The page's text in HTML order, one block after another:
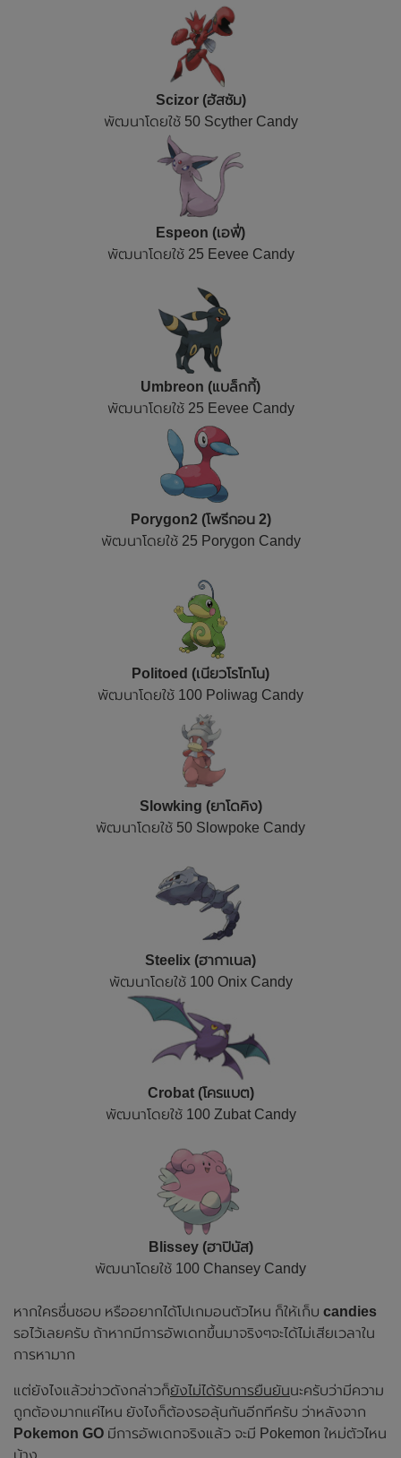
Scizor (ฮัสซัม)
พัฒนาโดยใช้ 50 Scyther Candy
Espeon (เอฟี่)
พัฒนาโดยใช้ 25 Eevee Candy
Umbreon (แบล็กกี้)
พัฒนาโดยใช้ 25 Eevee Candy
Porygon2 (โพรีกอน 2)
พัฒนาโดยใช้ 25 Porygon Candy
Politoed (เนียวโรโทโน)
พัฒนาโดยใช้ 100 Poliwag Candy
Slowking (ยาโดคิง)
พัฒนาโดยใช้ 50 Slowpoke Candy
Steelix (ฮากาเนล)
พัฒนาโดยใช้ 100 Onix Candy
Crobat (โครแบต)
พัฒนาโดยใช้ 100 Zubat Candy
Blissey (ฮาปินัส)
พัฒนาโดยใช้ 100 Chansey Candy
หากใครชื่นชอบ หรืออยากได้โปเกมอนตัวไหน ก็ให้เก็บ candies
รอไว้เลยครับ ถ้าหากมีการอัพเดทขึ้นมาจริงๆจะได้ไม่เสียเวลาใน
การหามาก
แต่ยังไงแล้วข่าวดังกล่าวก็ยังไม่ได้รับการยืนยันนะครับว่ามีความ
ถูกต้องมากแค่ไหน ยังไงก็ต้องรอลุ้นกันอีกทีครับ ว่าหลังจาก
Pokemon GO มีการอัพเดทจริงแล้ว จะมี Pokemon ใหม่ตัวไหน
บ้าง